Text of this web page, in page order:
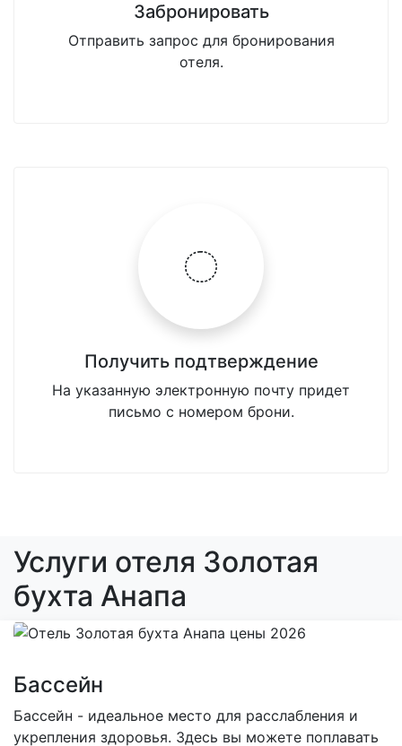
Забронировать
Отправить запрос для бронирования
отеля.
Получить подтверждение
На указанную электронную почту придет
письмо с номером брони.
Услуги отеля Золотая
бухта Анапа
Бассейн
Бассейн - идеальное место для расслабления и
укрепления здоровья. Здесь вы можете поплавать